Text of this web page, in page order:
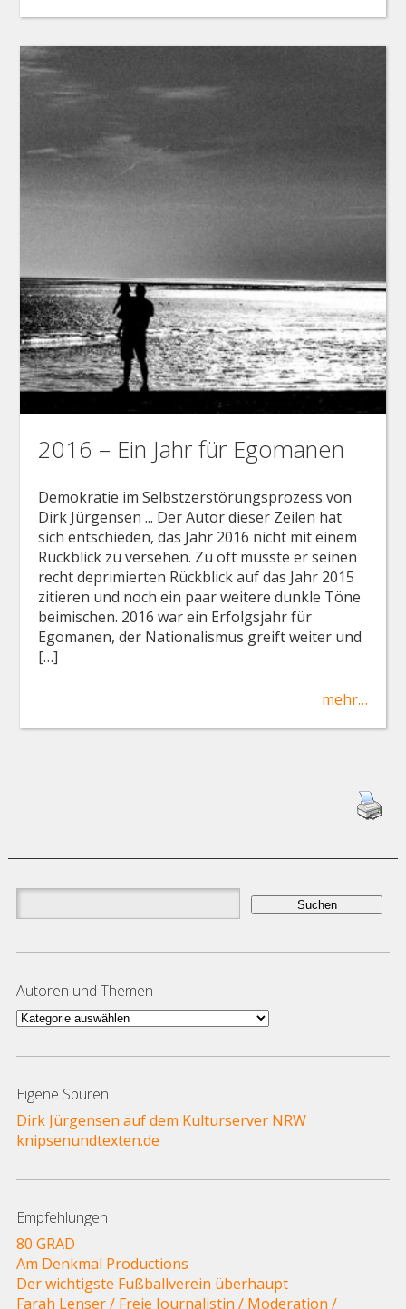
2016 – Ein Jahr für Egomanen
Demokratie im Selbstzerstörungsprozess von
Dirk Jürgensen ... Der Autor dieser Zeilen hat
sich entschieden, das Jahr 2016 nicht mit einem
Rückblick zu versehen. Zu oft müsste er seinen
recht deprimierten Rückblick auf das Jahr 2015
zitieren und noch ein paar weitere dunkle Töne
beimischen. 2016 war ein Erfolgsjahr für
Egomanen, der Nationalismus greift weiter und
[…]
mehr…
Suchen
nach:
Autoren und Themen
Autoren
Themen
Eigene Spuren
Dirk Jürgensen auf dem Kulturserver NRW
knipsenundtexten.de
Empfehlungen
80 GRAD
Am Denkmal Productions
Der wichtigste Fußballverein überhaupt
Farah Lenser / Freie Journalistin / Moderation /